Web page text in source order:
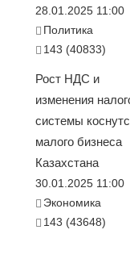
28.01.2025 11:00
Политика
143 (40833)
Рост НДС и
изменения
системы
малого бизнеса
Казахстана
30.01.2025 11:00
Экономика
143 (43648)